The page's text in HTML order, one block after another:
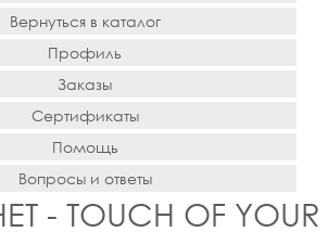
Вернуться в каталог
Профиль
Заказы
Сертификаты
Помощь
Вопросы и ответы
- TOUCH OF YOUR